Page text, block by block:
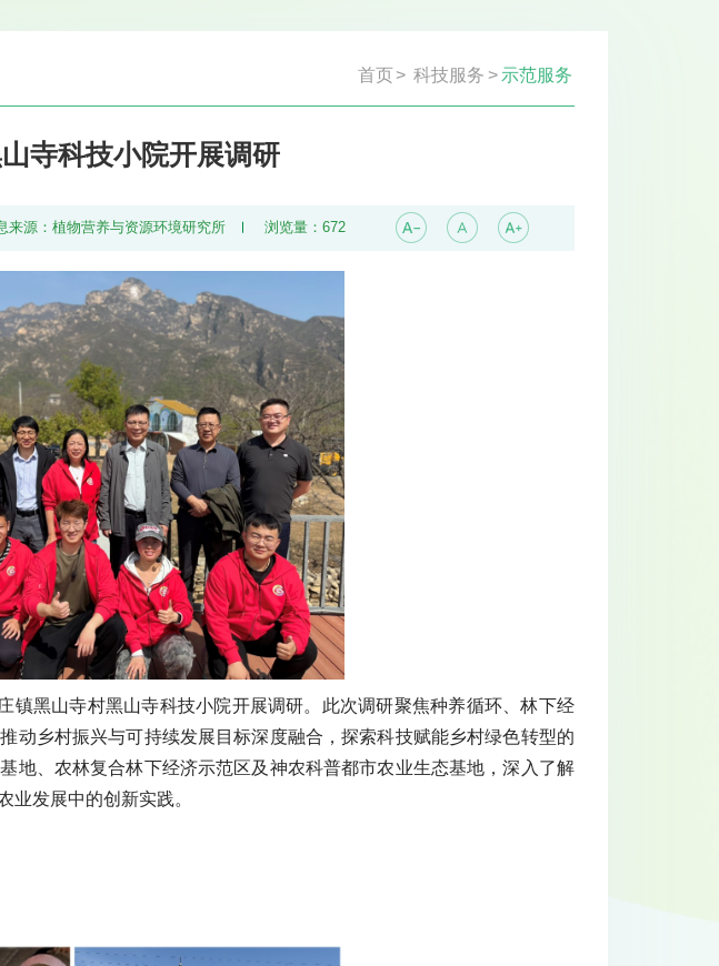
首页> 科技服务 > 示范服务
寺科技小院开展调研
来源：植物营养与资源环境研究所 浏览量：672
镇黑山寺村黑山寺科技小院开展调研。此次调研聚焦种养循环、林下经
动乡村振兴与可持续发展目标深度融合，探索科技赋能乡村绿色转型的
地、农林复合林下经济示范区及神农科普都市农业生态基地，深入了解
业发展中的创新实践。